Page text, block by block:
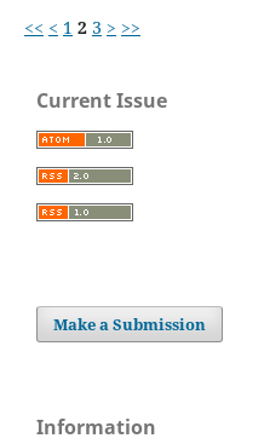
<< < 1 2 3 > >>
Current Issue
Make a Submission
Information